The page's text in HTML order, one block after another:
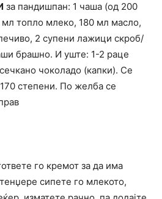
за пандишпан: 1 чаша (од 200
мл топло млеко, 180 мл масло,
2 супени лажици скроб/
брашно. И уште: 1-2 раце
чоколадо (капки). Се
степени. По желба се
го кремот за да има
сипете го млекото,